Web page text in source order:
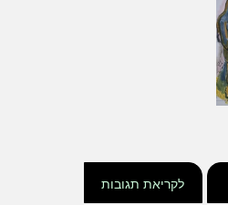
לקריאת תגובות